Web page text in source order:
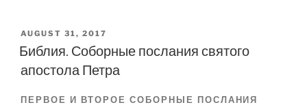
POSTED
ON
AUGUST 31, 2017
Библия. Соборные послания святого
апостола Петра
ПЕРВОЕ И ВТОРОЕ СОБОРНЫЕ ПОСЛАНИЯ